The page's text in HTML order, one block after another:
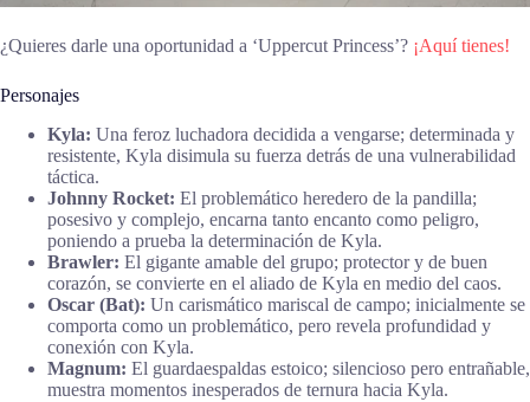
¿Quieres darle una oportunidad a ‘Uppercut Princess’? ¡Aquí tienes!
Personajes
Kyla: Una feroz luchadora decidida a vengarse; determinada y
resistente, Kyla disimula su fuerza detrás de una vulnerabilidad
táctica.
Johnny Rocket: El problemático heredero de la pandilla;
posesivo y complejo, encarna tanto encanto como peligro,
poniendo a prueba la determinación de Kyla.
Brawler: El gigante amable del grupo; protector y de buen
corazón, se convierte en el aliado de Kyla en medio del caos.
Oscar (Bat): Un carismático mariscal de campo; inicialmente se
comporta como un problemático, pero revela profundidad y
conexión con Kyla.
Magnum: El guardaespaldas estoico; silencioso pero entrañable,
muestra momentos inesperados de ternura hacia Kyla.